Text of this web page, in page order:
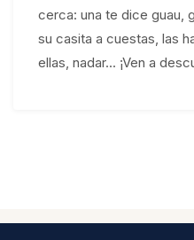
cerca: una te dice guau,
su casita a cuestas, las
ellas, nadar... ¡Ven a